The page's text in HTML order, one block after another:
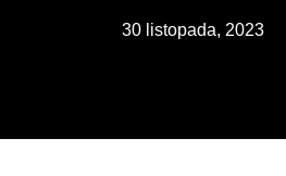
30 listopada, 2023